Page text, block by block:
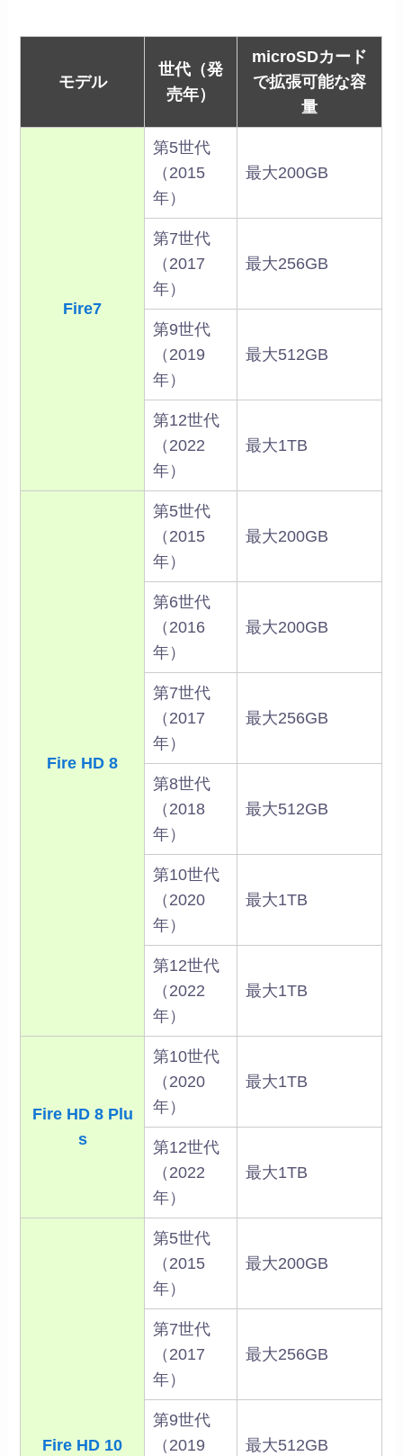
モデル
世代（発
売年）
microSDカード
で拡張可能な容
量
Fire7
第5世代
（2015
年）
最大200GB
第7世代
（2017
年）
最大256GB
第9世代
（2019
年）
最大512GB
第12世代
（2022
年）
最大1TB
Fire HD 8
第5世代
（2015
年）
最大200GB
第6世代
（2016
年）
最大200GB
第7世代
（2017
年）
最大256GB
第8世代
（2018
年）
最大512GB
第10世代
（2020
年）
最大1TB
第12世代
（2022
年）
最大1TB
Fire HD 8 Plu
s
第10世代
（2020
年）
最大1TB
第12世代
（2022
年）
最大1TB
Fire HD 10
第5世代
（2015
年）
最大200GB
第7世代
（2017
年）
最大256GB
第9世代
（2019
最大512GB